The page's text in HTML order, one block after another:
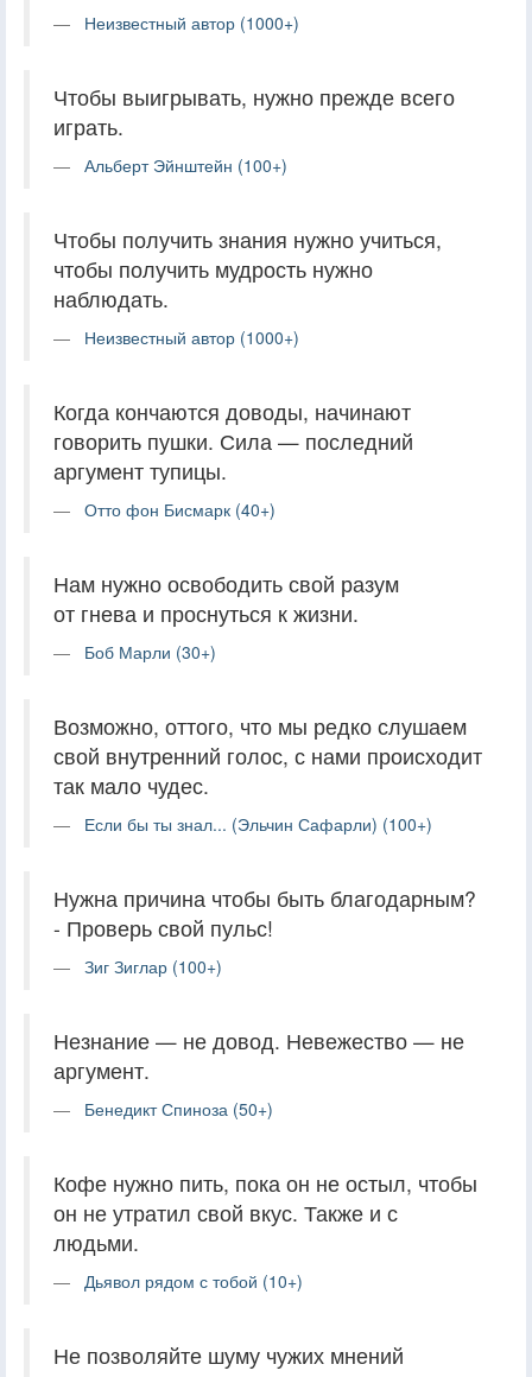
Неизвестный автор (1000+)
Чтобы выигрывать, нужно прежде всего
играть.
Альберт Эйнштейн (100+)
Чтобы получить знания нужно учиться,
чтобы получить мудрость нужно
наблюдать.
Неизвестный автор (1000+)
Когда кончаются доводы, начинают
говорить пушки. Сила — последний
аргумент тупицы.
Отто фон Бисмарк (40+)
Нам нужно освободить свой разум
от гнева и проснуться к жизни.
Боб Марли (30+)
Возможно, оттого, что мы редко слушаем
свой внутренний голос, с нами происходит
так мало чудес.
Если бы ты знал... (Эльчин Сафарли) (100+)
Нужна причина чтобы быть благодарным?
- Проверь свой пульс!
Зиг Зиглар (100+)
Незнание — не довод. Невежество — не
аргумент.
Бенедикт Спиноза (50+)
Кофе нужно пить, пока он не остыл, чтобы
он не утратил свой вкус. Также и с
людьми.
Дьявол рядом с тобой (10+)
Не позволяйте шуму чужих мнений